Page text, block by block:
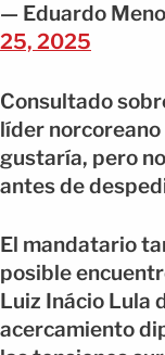
— Eduardo
25, 2025
Consultado
líder norcoreano
gustaría, pero
antes de
El mandatario
posible
Luiz Inácio Lula
acercamiento